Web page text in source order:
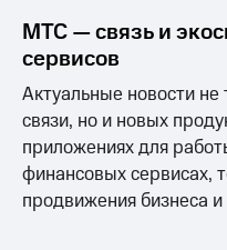
информации
Информация
акционерам
Документы
ПАО
"МТС"
Собрания
акционеров
Личный
МТС — связь и
сервисов
Актуальные новости не
связи, но и новых
приложениях для
финансовых сервисах,
продвижения бизнеса